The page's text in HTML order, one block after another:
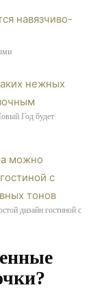
Год будет
дизайн гостиной с